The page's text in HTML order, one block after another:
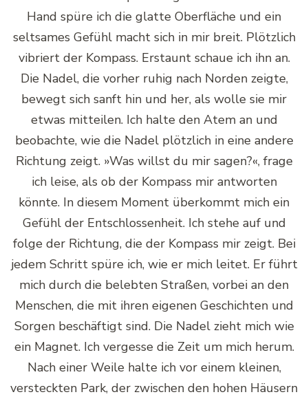
Hand spüre ich die glatte Oberfläche und ein
seltsames Gefühl macht sich in mir breit. Plötzlich
vibriert der Kompass. Erstaunt schaue ich ihn an.
Die Nadel, die vorher ruhig nach Norden zeigte,
bewegt sich sanft hin und her, als wolle sie mir
etwas mitteilen. Ich halte den Atem an und
beobachte, wie die Nadel plötzlich in eine andere
Richtung zeigt. »Was willst du mir sagen?«, frage
ich leise, als ob der Kompass mir antworten
könnte. In diesem Moment überkommt mich ein
Gefühl der Entschlossenheit. Ich stehe auf und
folge der Richtung, die der Kompass mir zeigt. Bei
jedem Schritt spüre ich, wie er mich leitet. Er führt
mich durch die belebten Straßen, vorbei an den
Menschen, die mit ihren eigenen Geschichten und
Sorgen beschäftigt sind. Die Nadel zieht mich wie
ein Magnet. Ich vergesse die Zeit um mich herum.
Nach einer Weile halte ich vor einem kleinen,
versteckten Park, der zwischen den hohen Häusern